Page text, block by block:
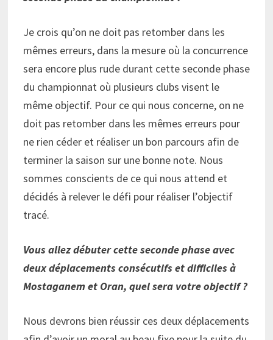
Je crois qu’on ne doit pas retomber dans les
mêmes erreurs, dans la mesure où la concurrence
sera encore plus rude durant cette seconde phase
du championnat où plusieurs clubs visent le
même objectif. Pour ce qui nous concerne, on ne
doit pas retomber dans les mêmes erreurs pour
ne rien céder et réaliser un bon parcours afin de
terminer la saison sur une bonne note. Nous
sommes conscients de ce qui nous attend et
décidés à relever le défi pour réaliser l’objectif
tracé.
Vous allez débuter cette seconde phase avec
deux déplacements consécutifs et difficiles à
Mostaganem et Oran, quel sera votre objectif ?
Nous devrons bien réussir ces deux déplacements